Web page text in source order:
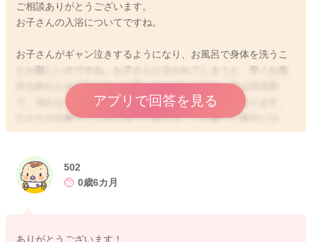
ご相談ありがとうございます。
お子さんの入浴についてですね。
お子さんがギャン泣きするようになり、お風呂で身体を洗うこ
とが難しいのですね。お子さんに泣かれてしまうと、早くお風
呂を終わらせてあげたいと思ってしまいますね。今は沐浴剤
で、洗わなくても浸かるだけで良いタイプのものもあります。
なかなか石鹸でしっかり洗ってあげることが難しい場合には、
お湯の中で沐浴剤を入れて、少し身体を洗ってあげるようにな
なくても、週1回程度はしっかり石鹸の泡で洗っていただく方が
安心と思います。
アプリで回答を見る
502
0歳6カ月
ありがとうございます！